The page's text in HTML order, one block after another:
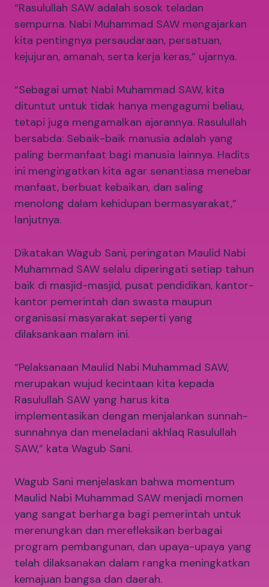
“Rasulullah SAW adalah sosok teladan
sempurna. Nabi Muhammad SAW mengajarkan
kita pentingnya persaudaraan, persatuan,
kejujuran, amanah, serta kerja keras,” ujarnya.
“Sebagai umat Nabi Muhammad SAW, kita
dituntut untuk tidak hanya mengagumi beliau,
tetapi juga mengamalkan ajarannya. Rasulullah
bersabda: Sebaik-baik manusia adalah yang
paling bermanfaat bagi manusia lainnya. Hadits
ini mengingatkan kita agar senantiasa menebar
manfaat, berbuat kebaikan, dan saling
menolong dalam kehidupan bermasyarakat,”
lanjutnya.
Dikatakan Wagub Sani, peringatan Maulid Nabi
Muhammad SAW selalu diperingati setiap tahun
baik di masjid-masjid, pusat pendidikan, kantor-
kantor pemerintah dan swasta maupun
organisasi masyarakat seperti yang
dilaksankaan malam ini.
“Pelaksanaan Maulid Nabi Muhammad SAW,
merupakan wujud kecintaan kita kepada
Rasulullah SAW yang harus kita
implementasikan dengan menjalankan sunnah-
sunnahnya dan meneladani akhlaq Rasulullah
SAW,” kata Wagub Sani.
Wagub Sani menjelaskan bahwa momentum
Maulid Nabi Muhammad SAW menjadi momen
yang sangat berharga bagi pemerintah untuk
merenungkan dan merefleksikan berbagai
program pembangunan, dan upaya-upaya yang
telah dilaksanakan dalam rangka meningkatkan
kemajuan bangsa dan daerah.